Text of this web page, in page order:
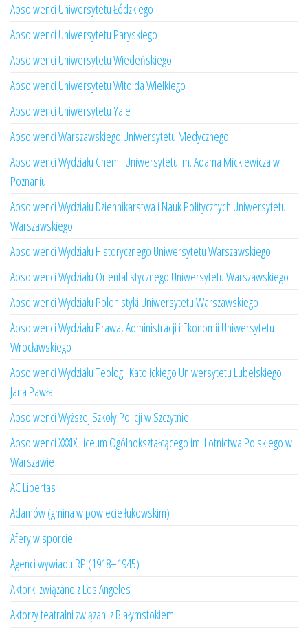
Absolwenci Uniwersytetu Łódzkiego
Absolwenci Uniwersytetu Paryskiego
Absolwenci Uniwersytetu Wiedeńskiego
Absolwenci Uniwersytetu Witolda Wielkiego
Absolwenci Uniwersytetu Yale
Absolwenci Warszawskiego Uniwersytetu Medycznego
Absolwenci Wydziału Chemii Uniwersytetu im. Adama Mickiewicza w
Poznaniu
Absolwenci Wydziału Dziennikarstwa i Nauk Politycznych Uniwersytetu
Warszawskiego
Absolwenci Wydziału Historycznego Uniwersytetu Warszawskiego
Absolwenci Wydziału Orientalistycznego Uniwersytetu Warszawskiego
Absolwenci Wydziału Polonistyki Uniwersytetu Warszawskiego
Absolwenci Wydziału Prawa, Administracji i Ekonomii Uniwersytetu
Wrocławskiego
Absolwenci Wydziału Teologii Katolickiego Uniwersytetu Lubelskiego
Jana Pawła II
Absolwenci Wyższej Szkoły Policji w Szczytnie
Absolwenci XXXIX Liceum Ogólnokształcącego im. Lotnictwa Polskiego w
Warszawie
AC Libertas
Adamów (gmina w powiecie łukowskim)
Afery w sporcie
Agenci wywiadu RP (1918–1945)
Aktorki związane z Los Angeles
Aktorzy teatralni związani z Białymstokiem